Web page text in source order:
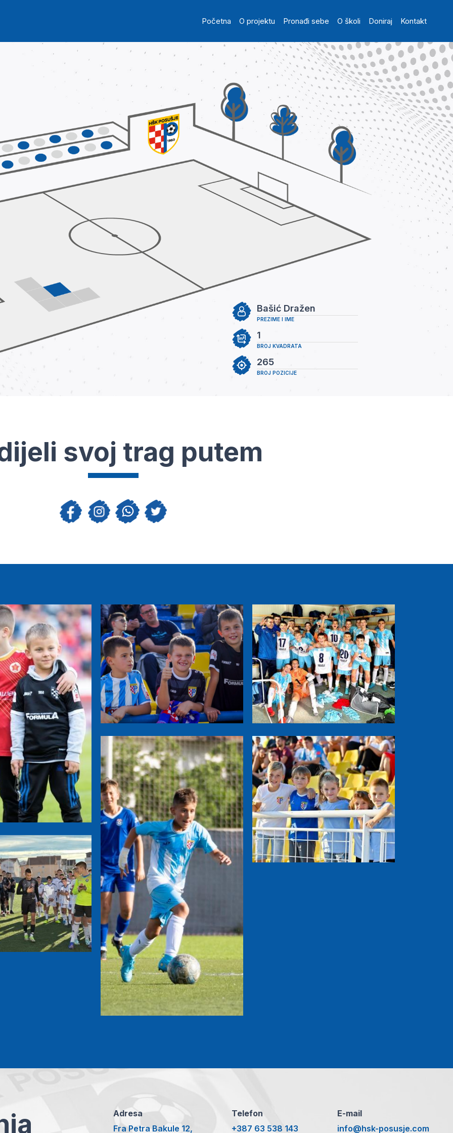
Main navigation
Početna O projektu Pronađi sebe O školi Doniraj Kontakt
PREZIME I IME
Bašić Dražen
BROJ KVADRATA
1
BROJ POZICIJE
265
svoj trag putem
Adresa
Fra Petra Bakule 12,
Telefon
+387 63 538 143
E-mail
info@hsk-posusje.com